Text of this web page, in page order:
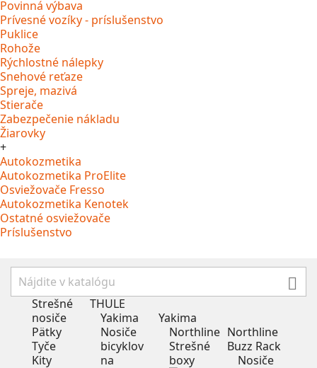
Povinná výbava
Prívesné vozíky - príslušenstvo
Puklice
Rohože
Rýchlostné nálepky
Snehové reťaze
Spreje, mazivá
Stierače
Zabezpečenie nákladu
Žiarovky
+
Autokozmetika
Autokozmetika ProElite
Osviežovače Fresso
Autokozmetika Kenotek
Ostatné osviežovače
Príslušenstvo

THULE
Strešné
nosiče
Pätky
Tyče
Kity
Yakima
Yakima
Nosiče
bicyklov
na
Northline
Northline
Strešné
boxy
Buzz Rack
Nosiče